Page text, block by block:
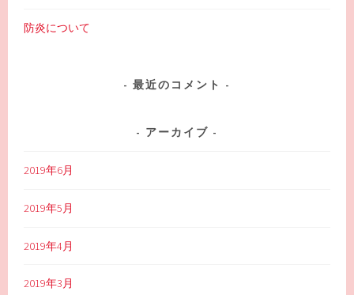
防炎について
最近のコメント
アーカイブ
2019年6月
2019年5月
2019年4月
2019年3月